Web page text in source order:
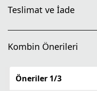
Teslimat ve İade
Kombin Önerileri
Öneriler 1/3